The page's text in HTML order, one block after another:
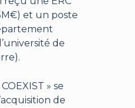
et un poste
de
» se
de